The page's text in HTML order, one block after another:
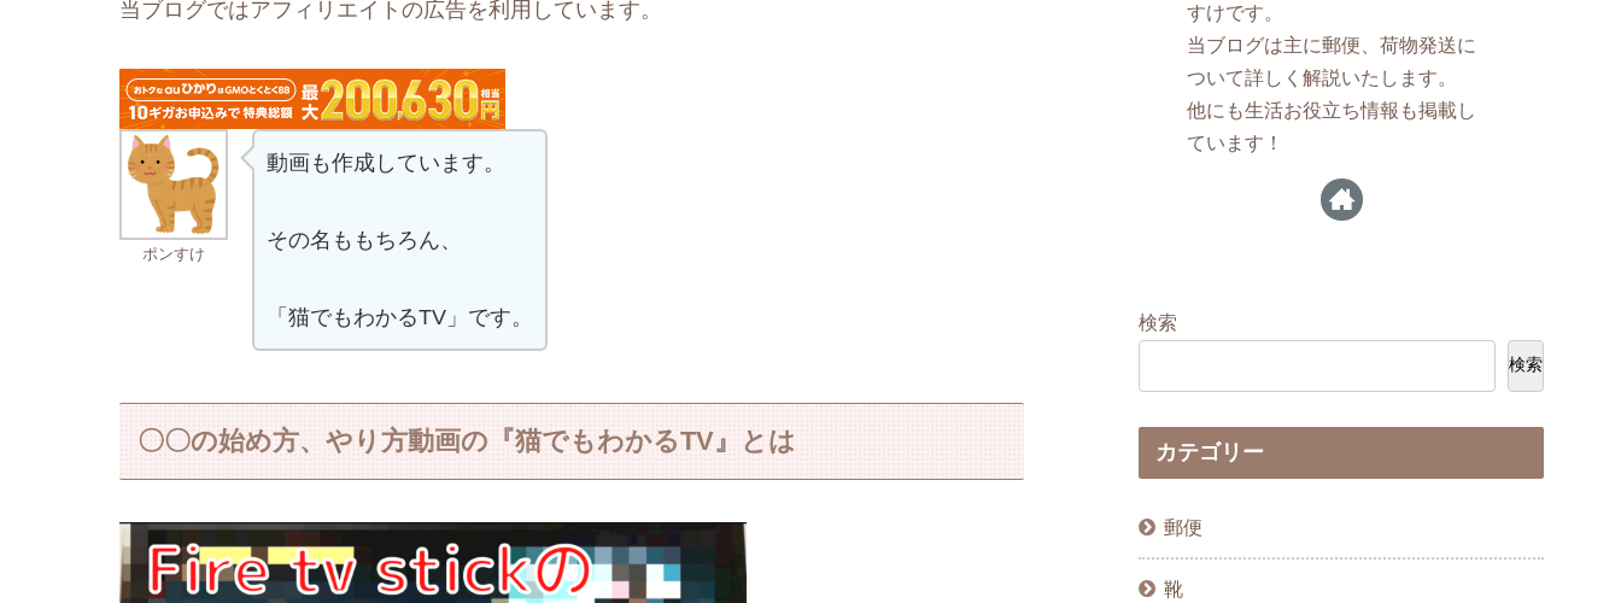
当ブログではアフィリエイトの広告を利用しています。
ポンすけ
動画も作成しています。
その名ももちろん、
「猫でもわかるTV」です。
〇〇の始め方、やり方動画の『猫でもわかるTV』とは
すけです。
当ブログは主に郵便、荷物発送に
ついて詳しく解説いたします。
他にも生活お役立ち情報も掲載し
ています！
検索
検索
カテゴリー
郵便
靴